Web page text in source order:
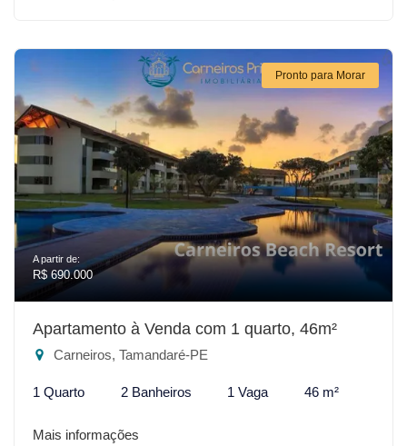
Pronto para Morar
A partir de:
R$ 690.000
Apartamento à Venda com 1 quarto, 46m²
Carneiros, Tamandaré-PE
1 Quarto 2 Banheiros 1 Vaga 46 m²
Mais informações